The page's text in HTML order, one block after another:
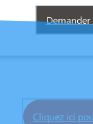
Demander
Cliquez ici